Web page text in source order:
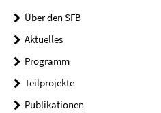
Über den SFB
Aktuelles
Programm
Teilprojekte
Publikationen